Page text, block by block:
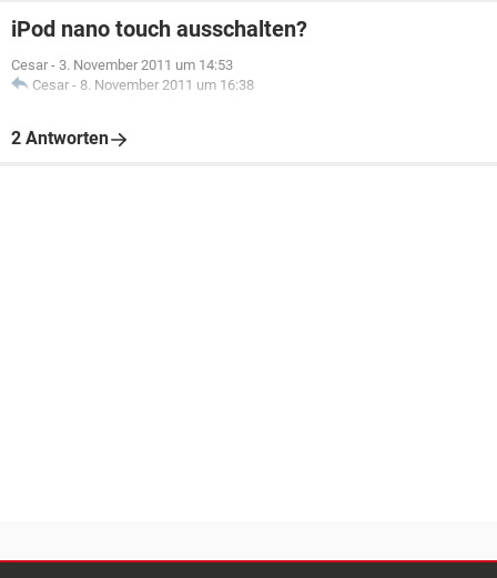
iPod nano touch ausschalten?
Cesar - 3. November 2011 um 14:53
Cesar - 8. November 2011 um 16:38
2 Antworten